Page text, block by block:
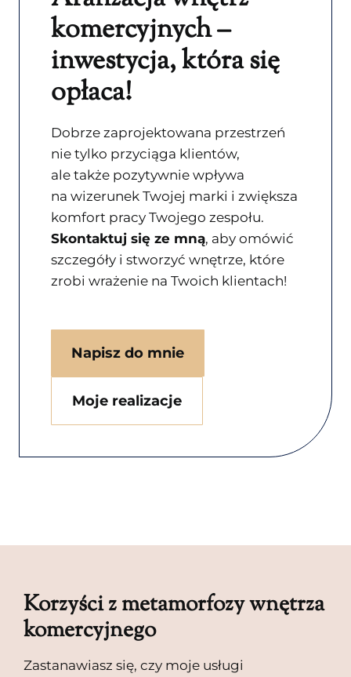
komercyjnych –
inwestycja, która się
opłaca!
Dobrze zaprojektowana przestrzeń
nie tylko przyciąga klientów,
ale także pozytywnie wpływa
na wizerunek Twojej marki i zwiększa
komfort pracy Twojego zespołu.
Skontaktuj się ze mną, aby omówić
szczegóły i stworzyć wnętrze, które
zrobi wrażenie na Twoich klientach!
Napisz do mnie
Moje realizacje
Korzyści z metamorfozy wnętrza
komercyjnego
Zastanawiasz się, czy moje usługi